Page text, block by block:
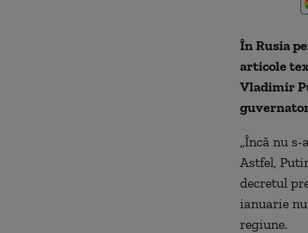
În Rusia
articole
Vladimir
„Încă nu
Astfel,
decretul
ianuarie
regiune.